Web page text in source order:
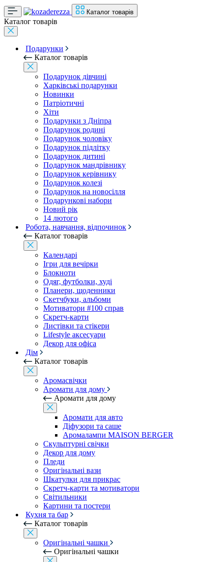
Каталог товарів
Каталог товарів
Подарунки
Каталог товарів
Подарунок дівчині
Харківські подарунки
Новинки
Патріотичні
Хіти
Подарунки з Дніпра
Подарунок родині
Подарунок чоловіку
Подарунок підлітку
Подарунок дитині
Подарунок мандрівнику
Подарунок керівнику
Подарунок колезі
Подарунок на новосілля
Подарункові набори
Новий рік
14 лютого
Робота, навчання, відпочинок
Каталог товарів
Календарі
Ігри для вечірки
Блокноти
Одяг, футболки, худі
Планери, щоденники
Скетчбуки, альбоми
Мотиватори #100 справ
Скретч-карти
Листівки та стікери
Lifestyle аксесуари
Декор для офіса
Дім
Каталог товарів
Аромасвічки
Аромати для дому
Аромати для дому
Аромати для авто
Діфузори та саше
Аромалампи MAISON BERGER
Скульптурні свічки
Декор для дому
Пледи
Оригінальні вази
Шкатулки для прикрас
Скретч-карти та мотиватори
Світильники
Картини та постери
Кухня та бар
Каталог товарів
Оригінальні чашки
Оригінальні чашки